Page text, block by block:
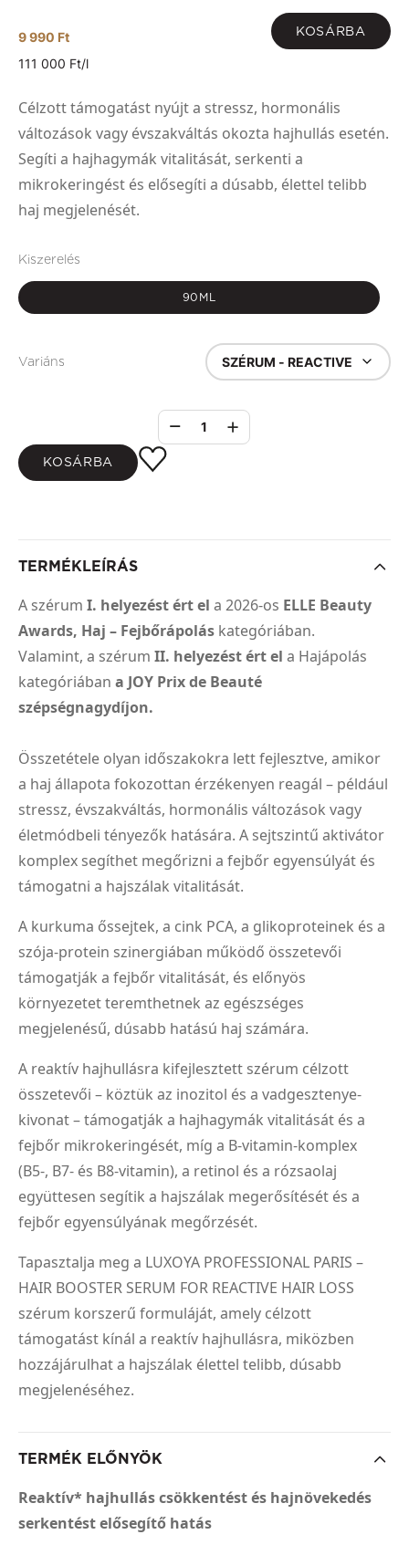
9 990 Ft KOSÁRBA
111 000 Ft/l
Célzott támogatást nyújt a stressz, hormonális
változások vagy évszakváltás okozta hajhullás esetén.
Segíti a hajhagymák vitalitását, serkenti a
mikrokeringést és elősegíti a dúsabb, élettel telibb
haj megjelenését.
Kiszerelés
90ML
Variáns SZÉRUM - REACTIVE
1
KOSÁRBA
TERMÉKLEÍRÁS
A szérum I. helyezést ért el a 2026-os ELLE Beauty
Awards, Haj – Fejbőrápolás kategóriában.
Valamint, a szérum II. helyezést ért el a Hajápolás
kategóriában a JOY Prix de Beauté
szépségnagydíjon.
Összetétele olyan időszakokra lett fejlesztve, amikor
a haj állapota fokozottan érzékenyen reagál – például
stressz, évszakváltás, hormonális változások vagy
életmódbeli tényezők hatására. A sejtszintű aktivátor
komplex segíthet megőrizni a fejbőr egyensúlyát és
támogatni a hajszálak vitalitását.
A kurkuma őssejtek, a cink PCA, a glikoproteinek és a
szója-protein szinergiában működő összetevői
támogatják a fejbőr vitalitását, és előnyös
környezetet teremthetnek az egészséges
megjelenésű, dúsabb hatású haj számára.
A reaktív hajhullásra kifejlesztett szérum célzott
összetevői – köztük az inozitol és a vadgesztenye-
kivonat – támogatják a hajhagymák vitalitását és a
fejbőr mikrokeringését, míg a B-vitamin-komplex
(B5-, B7- és B8-vitamin), a retinol és a rózsaolaj
együttesen segítik a hajszálak megerősítését és a
fejbőr egyensúlyának megőrzését.
Tapasztalja meg a LUXOYA PROFESSIONAL PARIS –
HAIR BOOSTER SERUM FOR REACTIVE HAIR LOSS
szérum korszerű formuláját, amely célzott
támogatást kínál a reaktív hajhullásra, miközben
hozzájárulhat a hajszálak élettel telibb, dúsabb
megjelenéséhez.
TERMÉK ELŐNYÖK
Reaktív* hajhullás csökkentést és hajnövekedés
serkentést elősegítő hatás